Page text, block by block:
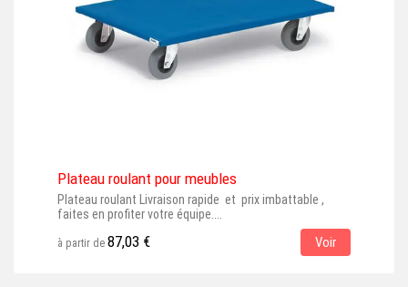
Plateau roulant pour meubles
Plateau roulant Livraison rapide et prix imbattable ,
faites en profiter votre équipe....
à partir de 87,03 € Voir